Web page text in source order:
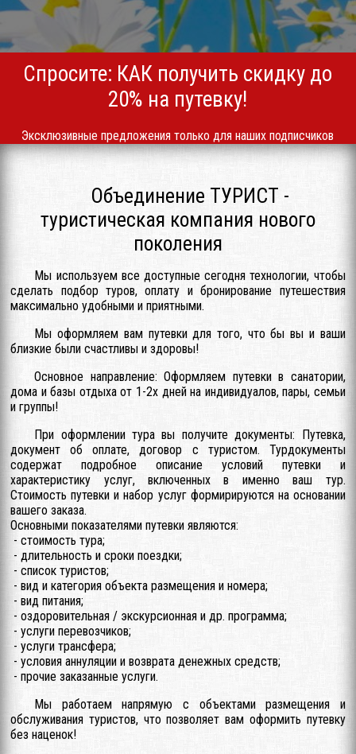
Спросите: КАК получить скидку до
20% на путевку!
Эксклюзивные предложения только для наших подписчиков
Объединение ТУРИСТ -
туристическая компания нового
поколения
Мы используем все доступные сегодня технологии, чтобы
сделать подбор туров, оплату и бронирование путешествия
максимально удобными и приятными.
Мы оформляем вам путевки для того, что бы вы и ваши
близкие были счастливы и здоровы!
Основное направление: Оформляем путевки в санатории,
дома и базы отдыха от 1-2х дней на индивидуалов, пары, семьи
и группы!
При оформлении тура вы получите документы: Путевка,
документ об оплате, договор с туристом. Турдокументы
содержат подробное описание условий путевки и
характеристику услуг, включенных в именно ваш тур.
Стоимость путевки и набор услуг формирируются на основании
вашего заказа.
Основными показателями путевки являются:
- стоимость тура;
- длительность и сроки поездки;
- список туристов;
- вид и категория объекта размещения и номера;
- вид питания;
- оздоровительная / экскурсионная и др. программа;
- услуги перевозчиков;
- услуги трансфера;
- условия аннуляции и возврата денежных средств;
- прочие заказанные услуги.
Мы работаем напрямую с объектами размещения и
обслуживания туристов, что позволяет вам оформить путевку
без наценок!